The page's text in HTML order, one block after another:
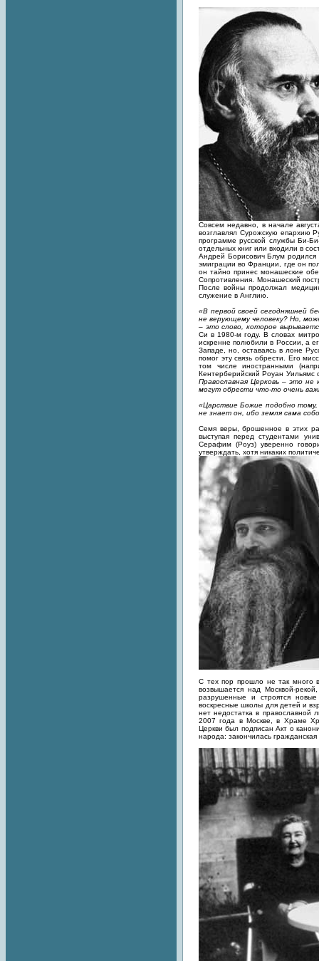
Совсем недавно, в начале
возглавлял Сурожскую епархию
программе русской службы Би-
отдельных книг или входили в
Андрей Борисович Блум родился
эмиграции во Франции, где он
он тайно принес монашеские
Сопротивления. Монашеский
После войны продолжал
служение в Англию.
«В первой своей сегодняшней
не верующему человеку? Но,
– это слово, которое
Си в 1980-м году. В словах
искренне полюбили в России, а
Западе, но, оставаясь в лоне
помог эту связь обрести. Его
том числе иностранными
Кентерберийский Роуан Уильямс
Православная Церковь – это
могут обрести что-то очень
«Царствие Божие подобно
не знает он, ибо земля сама
Семя веры, брошенное в этих
выступая перед студентами
Серафим (Роуз) уверенно
утверждать, хотя никаких
С тех пор прошло не так много
возвышается над Москвой-
разрушенные и строятся
воскресные школы для детей и
нет недостатка в православной
2007 года в Москве, в Храме
Церкви был подписан Акт о
народа: закончилась